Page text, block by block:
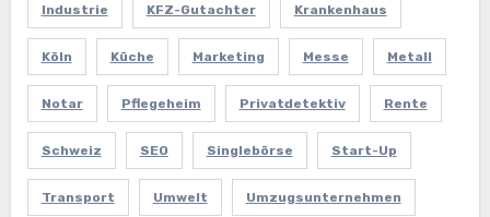
Industrie KFZ-Gutachter Krankenhaus
Köln Küche Marketing Messe Metall
Notar Pflegeheim Privatdetektiv Rente
Schweiz SEO Singlebörse Start-Up
Transport Umwelt Umzugsunternehmen